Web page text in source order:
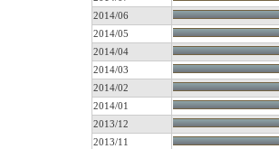
2014/06
2014/05
2014/04
2014/03
2014/02
2014/01
2013/12
2013/11